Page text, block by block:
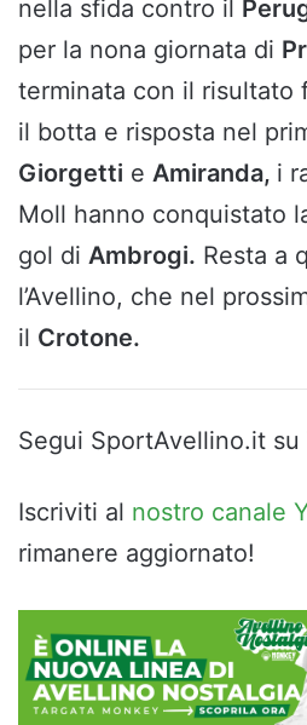
nella sfida contro il
per la nona giornata di
terminata con il risultato
il botta e risposta nel
Giorgetti e Amiranda, i
Moll hanno conquistato
gol di Ambrogi. Resta a
l’Avellino, che nel
il Crotone.
Segui SportAvellino.it su
Iscriviti al nostro canale
rimanere aggiornato!